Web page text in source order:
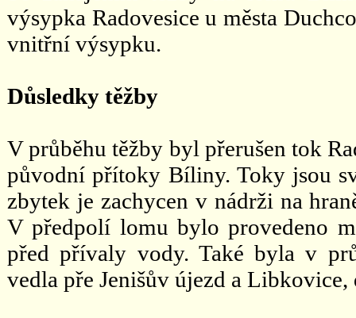
výsypka Radovesice u města
vnitřní výsypku.
Důsledky těžby
V průběhu těžby byl přerušen tok
původní přítoky Bíliny. Toky jsou
zbytek je zachycen v nádrži na
V předpolí lomu bylo provedeno
před přívaly vody. Také byla v
vedla pře Jenišův újezd a Libkovice,